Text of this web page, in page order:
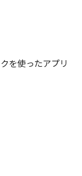
を活用しプ
流での細かい価
ります。
めていただく
ら設計・実装・
す。
から始め、1機
の分解）を担
を使ったアプリ